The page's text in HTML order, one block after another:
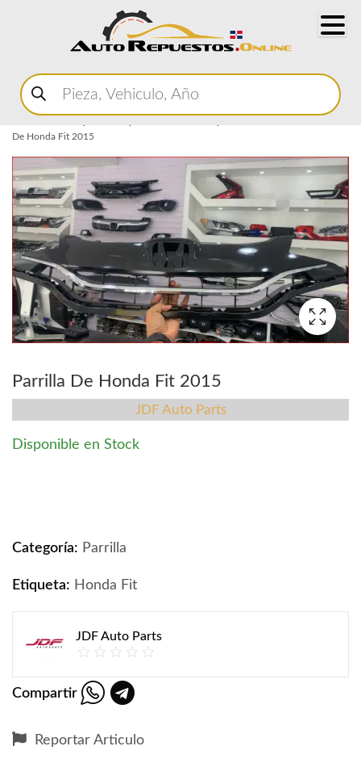
Buscar
productos
De Honda Fit 2015
Parrilla De Honda Fit 2015
JDF Auto Parts
Disponible en Stock
Categoría: Parrilla
Etiqueta: Honda Fit
JDF Auto Parts
Compartir
Reportar Articulo